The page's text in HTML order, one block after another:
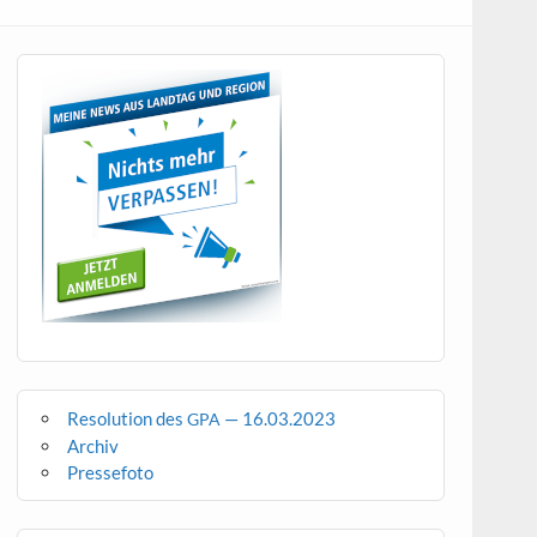
Resolution desGPA — 16.03.2023
Archiv
Pressefoto